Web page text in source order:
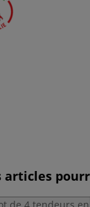
articles